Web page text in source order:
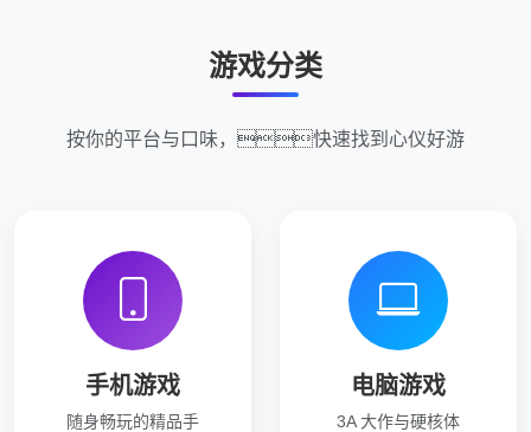
游戏分类
按你的平台与口味，快速找到心仪好游
手机游戏
随身畅玩的精品手
电脑游戏
3A 大作与硬核体